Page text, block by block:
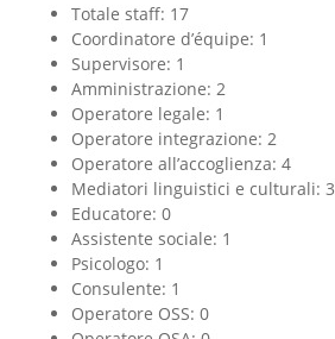
Totale staff: 17
Coordinatore d’équipe: 1
Supervisore: 1
Amministrazione: 2
Operatore legale: 1
Operatore integrazione: 2
Operatore all’accoglienza: 4
Mediatori linguistici e culturali: 3
Educatore: 0
Assistente sociale: 1
Psicologo: 1
Consulente: 1
Operatore OSS: 0